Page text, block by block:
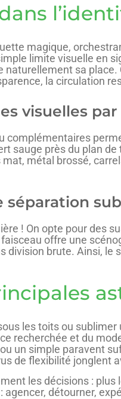
magique,
limite visuelle en
sa
la circulation
visuelles
complémentaires
sauge près du plan
mat, métal brossé,
séparation
! On opte pour des
offre une
division brute. Ainsi,
les toits ou
recherchée et du
un simple paravent
de flexibilité jonglent
les décisions :
agencer, détourner,